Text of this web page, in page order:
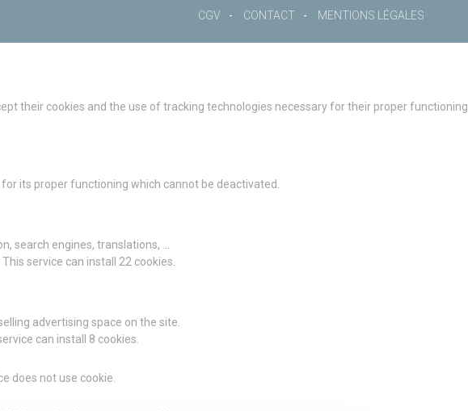
CGV CONTACT MENTIONS LÉGALES
their cookies and the use of tracking technologies necessary for their proper functioning.
its proper functioning which cannot be deactivated.
search engines, translations, ...
This service can install 22 cookies.
advertising space on the site.
can install 8 cookies.
does not use cookie.